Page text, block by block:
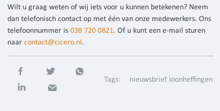
Wilt u graag weten of wij iets voor u kunnen betekenen? Neem
dan telefonisch contact op met één van onze medewerkers. Ons
telefoonnummer is 038 720 0821. Of u kunt een e-mail sturen
naar contact@cicero.nl .
Tags: nieuwsbrief loonheffingen